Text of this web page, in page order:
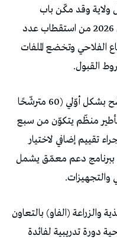
ولاية وقد مكّن باب
الترشّحات الذي اغلق بتاريخ 31 مارس 2026 من استقطاب عدد
الفلاحي وتخضع الملفات
القبول.
في مرحلة أولى سيتمّ اختيار 360 مترشّح بشكل أوّلي (60 مترشّحًا
منظّم يتكوّن من سبع
تقييم إضافي لاختيار
ببرنامج دعم معمّق يشمل
والتجهيزات.
والزراعة (الفاو) بالتعاون
دورة تدريبية لفائدة